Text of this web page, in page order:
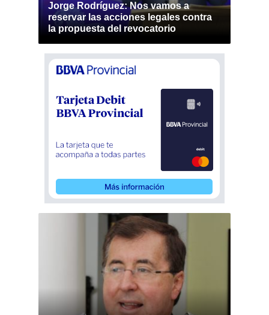
Jorge Rodríguez: Nos vamos a
reservar las acciones legales contra
la propuesta del revocatorio